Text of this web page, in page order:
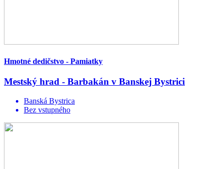
Hmotné dedičstvo - Pamiatky
Mestský hrad - Barbakán v Banskej Bystrici
Banská Bystrica
Bez vstupného